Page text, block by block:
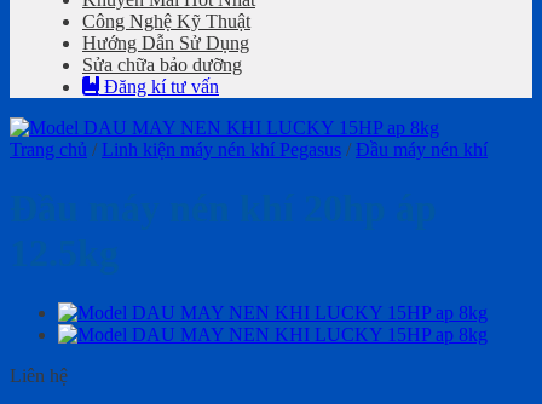
Công Nghệ Kỹ Thuật
Hướng Dẫn Sử Dụng
Sửa chữa bảo dưỡng
Đăng kí tư vấn
Trang chủ / Linh kiện máy nén khí Pegasus / Đầu máy nén khí
Liên hệ